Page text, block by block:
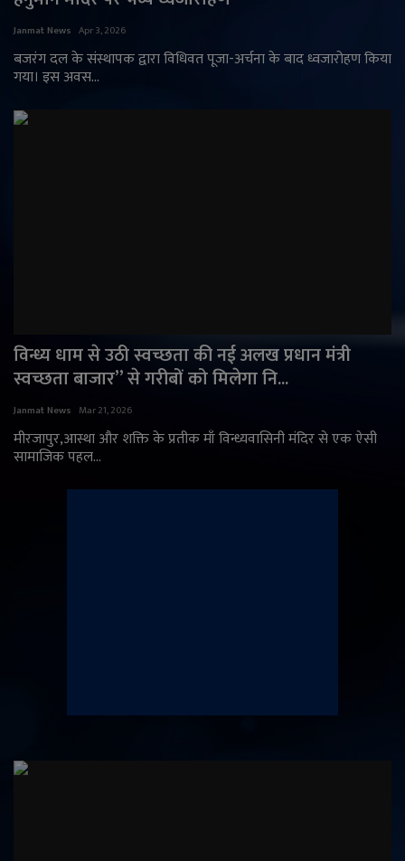
राजनीति
मनोरंजन
अपराध
ई-पेपर
Language
English Arabic
Janmat News Apr 3, 2026
बजरंग दल के संस्थापक द्वारा विधिवत पूजा-अर्चना के बाद ध्वजारोहण किया
गया। इस अवस...
विन्ध्य धाम से उठी स्वच्छता की नई अलख प्रधान मंत्री
स्वच्छता बाजार” से गरीबों को मिलेगा नि...
Janmat News Mar 21, 2026
मीरजापुर,आस्था और शक्ति के प्रतीक माँ विन्ध्यवासिनी मंदिर से एक ऐसी
सामाजिक पहल...